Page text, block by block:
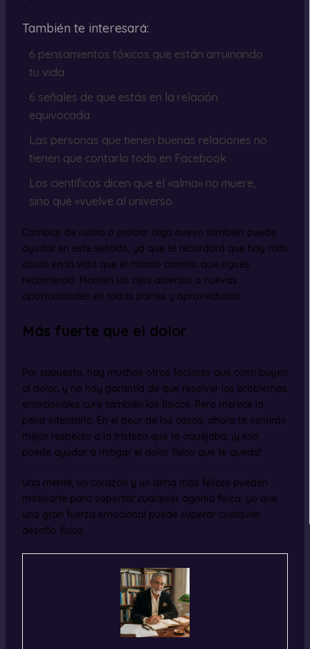
También te interesará:
6 pensamientos tóxicos que están arruinando
tu vida
6 señales de que estás en la relación
equivocada
Las personas que tienen buenas relaciones no
tienen que contarlo todo en Facebook
Los científicos dicen que el «alma» no muere,
sino que «vuelve al universo
Cambiar de rutina o probar algo nuevo también puede
ayudar en este sentido, ya que te recordará que hay más
cosas en la vida que el mismo camino que sigues
recorriendo. Mantén los ojos abiertos a nuevas
oportunidades en todas partes y aprovéchalas.
Más fuerte que el dolor
Por supuesto, hay muchos otros factores que contribuyen
al dolor, y no hay garantía de que resolver los problemas
emocionales cure también los físicos. Pero merece la
pena intentarlo. En el peor de los casos, ahora te sentirás
mejor respecto a la tristeza que te aquejaba, ¡y eso
puede ayudar a mitigar el dolor físico que te queda!
Una mente, un corazón y un alma más felices pueden
motivarte para soportar cualquier agonía física, ya que
una gran fuerza emocional puede superar cualquier
desafío físico.